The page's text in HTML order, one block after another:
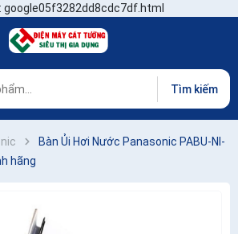
Tìm kiếm
Bàn Ủi Hơi Nước Panasonic PABU-NI-
hãng